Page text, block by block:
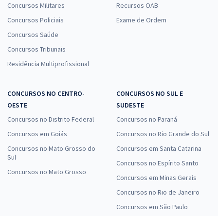
Concursos Militares
Concursos Policiais
Concursos Saúde
Concursos Tribunais
Residência Multiprofissional
Recursos OAB
Exame de Ordem
CONCURSOS NO CENTRO-
OESTE
Concursos no Distrito Federal
Concursos em Goiás
Concursos no Mato Grosso do
Sul
Concursos no Mato Grosso
CONCURSOS NO SUL E
SUDESTE
Concursos no Paraná
Concursos no Rio Grande do Sul
Concursos em Santa Catarina
Concursos no Espírito Santo
Concursos em Minas Gerais
Concursos no Rio de Janeiro
Concursos em São Paulo